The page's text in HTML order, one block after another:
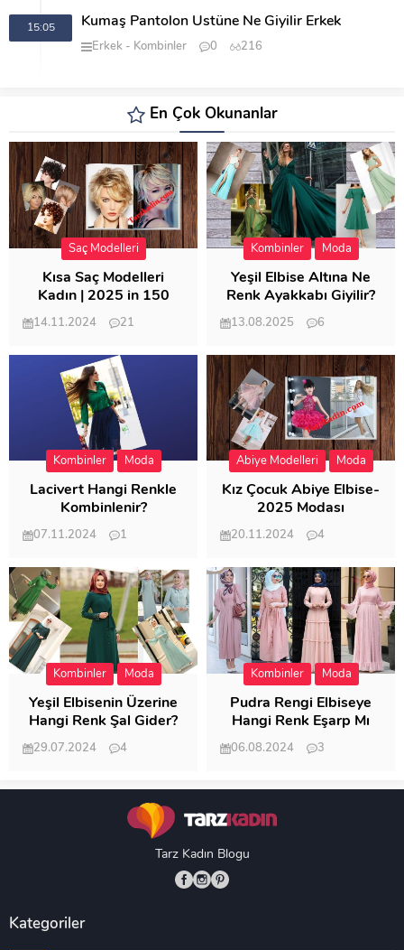
15:05 Kumaş Pantolon Üstüne Ne Giyilir Erkek
Erkek Kombinler 0 216
En Çok Okunanlar
Saç Modelleri
Kısa Saç Modelleri
Kadın | 2025 in 150
Modeli
14.11.2024
21
Kombinler Moda
Yeşil Elbise Altına Ne
Renk Ayakkabı Giyilir?
13.08.2025
6
Kombinler Moda
Lacivert Hangi Renkle
Kombinlenir?
07.11.2024
1
Abiye Modelleri Moda
Kız Çocuk Abiye Elbise-
2025 Modası
20.11.2024
4
Kombinler Moda
Yeşil Elbisenin Üzerine
Hangi Renk Şal Gider?
29.07.2024
4
Kombinler Moda
Pudra Rengi Elbiseye
Hangi Renk Eşarp Mı
Dedi Birisi
06.08.2024
3
Tarz Kadın Blogu
Kategoriler